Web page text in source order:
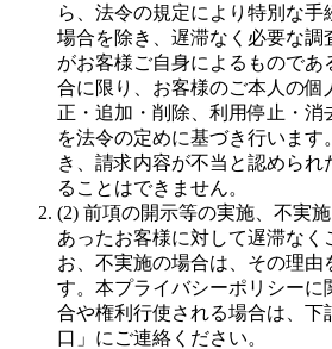
ら、法令の規定により特別な手
場合を除き、遅滞なく必要な調
がお客様ご自身によるものであ
合に限り、お客様のご本人の個
正・追加・削除、利用停止・消
を法令の定めに基づき行いま
き、請求内容が不当と認められ
ることはできません。
(2) 前項の開示等の実施、不実
あったお客様に対して遅滞なく
お、不実施の場合は、その理由
す。本プライバシーポリシーに
合や権利行使される場合は、下
口」にご連絡ください。